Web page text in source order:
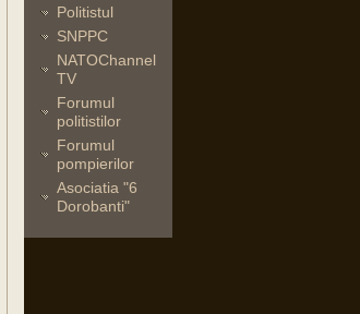
Politistul
SNPPC
NATOChannel
TV
Forumul
politistilor
Forumul
pompierilor
Asociatia "6
Dorobanti"